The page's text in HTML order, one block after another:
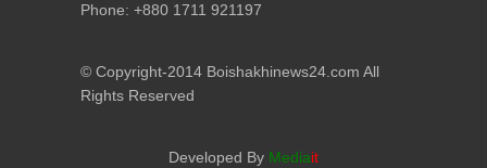
Phone: +880 1711 921197
© Copyright-2014 Boishakhinews24.com All
Rights Reserved
Developed By Mediait